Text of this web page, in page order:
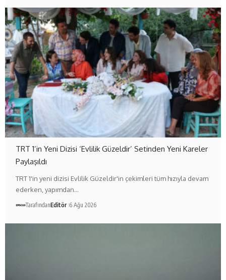
TRT 1’in Yeni Dizisi ‘Evlilik Güzeldir’ Setinden Yeni Kareler
Paylaşıldı
TRT 1'in yeni dizisi Evlilik Güzeldir'in çekimleri tüm hızıyla devam
ederken, yapımdan…
TarafındanEditör 6 Ağu 2026